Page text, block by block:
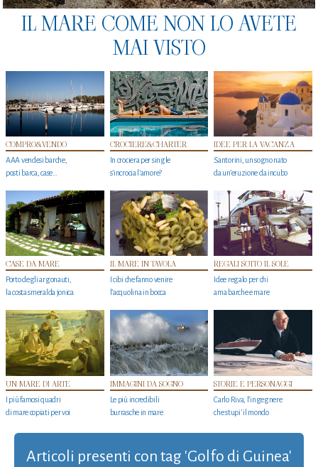
IL MARE COME NON LO AVETE
MAI VISTO
COMPRO&VENDO
AAA vendesi barche,
posti barca, case…
CROCIERE&CHARTER
In crociera per single
s'incrocia l’amore?
IDEE PER LA VACANZA
Santorini, un sogno nato
da un’eruzione da incubo
CASE DA MARE
Porto degli argonauti,
la costa smeralda jonica
IL MARE IN TAVOLA
I cibi che fanno venire
l’acquolina in bocca
REGALI SOTTO IL SOLE
Idee regalo per chi
ama barche e mare
UN MARE DI ARTE
I più famosi quadri
di mare copiati per voi
IMMAGINI DA SOGNO
Le più incredibili
burrasche in mare
STORIE E PERSONAGGI
Carlo Riva, l’ingegnere
che stupi' il mondo
Articoli presenti con tag 'Golfo di Guinea'